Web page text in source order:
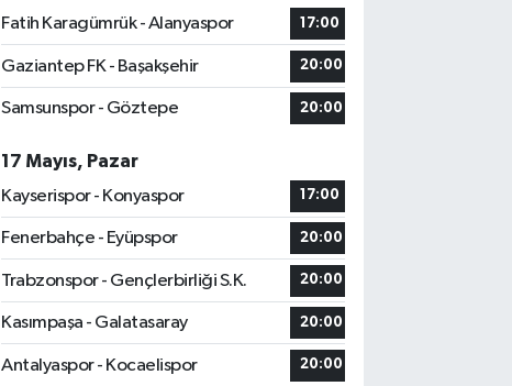
Fatih Karagümrük - Alanyaspor
17:00
Gaziantep FK - Başakşehir 20:00
Samsunspor - Göztepe 20:00
17 Mayıs, Pazar
Kayserispor - Konyaspor
17:00
Fenerbahçe - Eyüpspor 20:00
Trabzonspor - Gençlerbirliği S.K. 20:00
Kasımpaşa - Galatasaray 20:00
Antalyaspor - Kocaelispor 20:00